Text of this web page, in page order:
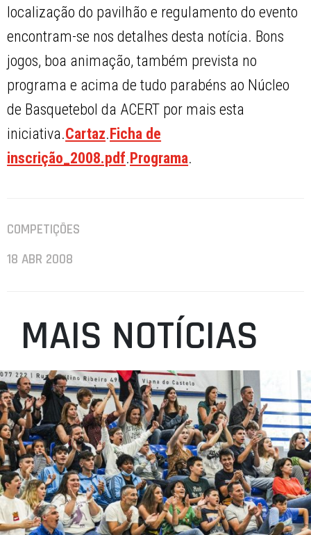
localização do pavilhão e regulamento do evento
encontram-se nos detalhes desta notícia. Bons
jogos, boa animação, também prevista no
programa e acima de tudo parabéns ao Núcleo
de Basquetebol da ACERT por mais esta
iniciativa.Cartaz. Ficha de
inscrição_2008.pdf. Programa.
COMPETIÇÕES
18 ABR 2008
MAIS NOTÍCIAS